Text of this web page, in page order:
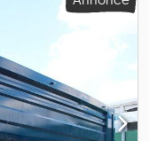
2 700 mm
, couleur:
élévateur
arrière 1 : Charge
2 : Charge maximale
maximale par essieu